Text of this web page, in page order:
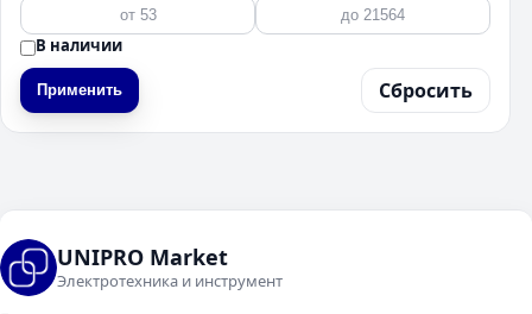
В наличии
Применить Сбросить
UNIPRO Market
Электротехника и инструмент